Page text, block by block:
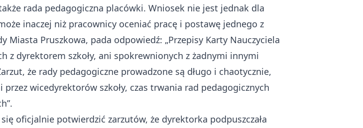
rada pedagogiczna placówki. Wniosek nie jest jednak dla
inaczej niż pracownicy oceniać pracę i postawę jednego z
Miasta Pruszkowa, pada odpowiedź: „Przepisy Karty Nauczyciela
z dyrektorem szkoły, ani spokrewnionych z żadnymi innymi
że rady pedagogiczne prowadzone są długo i chaotycznie,
wicedyrektorów szkoły, czas trwania rad pedagogicznych
oficjalnie potwierdzić zarzutów, że dyrektorka podpuszczała